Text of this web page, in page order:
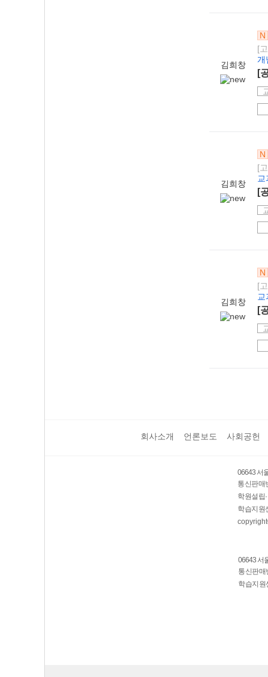
김희창
N
[
개
[
김희창
N
[
[
김희창
N
[
[
회사소개 언론보도 사회공헌
06643 서
통신판매
학원설립
학습지원
06643 서
통신판매
학습지원